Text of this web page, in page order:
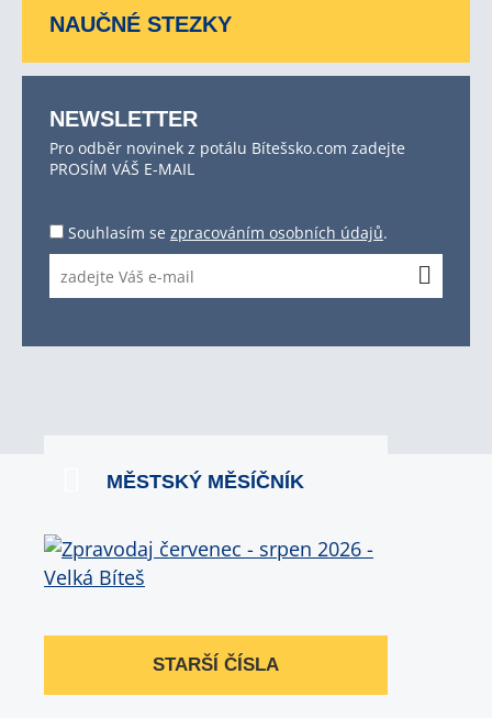
NAUČNÉ STEZKY
NEWSLETTER
Pro odběr novinek z potálu Bítešsko.com zadejte
PROSÍM VÁŠ E-MAIL
Souhlasím se zpracováním osobních údajů.
MĚSTSKÝ MĚSÍČNÍK
STARŠÍ ČÍSLA